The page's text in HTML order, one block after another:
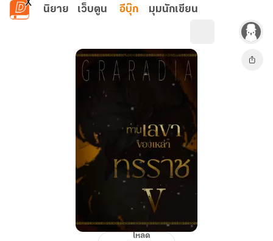
ข้ามไปยังเนื้อหาหลัก
นิยาย เว็บตูน อีบุ๊ก มุมนักเขียน
โหลด